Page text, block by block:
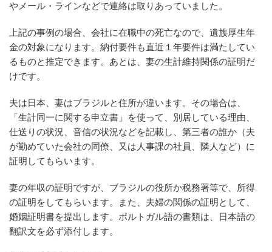
やメール・ラインなどで連絡は取りあっていました。
上記の事例の場合、会社に在職中の死亡なので、遺族厚生年
金の対象になります。納付要件も直近１年要件は満たしてい
るものと推定できます。あとは、妻の生計維持関係の証明だ
けです。
夫は日本、妻はブラジルと住所が違います。その場合は、
「生計同一に関する申立書」を使って、別居している理由、
仕送りの状況、音信の状況などを記載し、第三者の誰か（夫
が勤めていた会社の同僚、又は人事課の社員、隣人など）に
証明してもらいます。
妻の年収の証明ですが、ブラジルの役所か税務署等で、所得
の証明をしてもらいます。また、夫婦の関係の証明として、
婚姻証明書を提出します。ポルトガル語の書類は、日本語の
翻訳文を必ず添付します。